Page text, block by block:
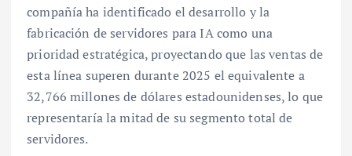
compañía ha identificado el desarrollo y la
fabricación de servidores para IA como una
prioridad estratégica, proyectando que las ventas de
esta línea superen durante 2025 el equivalente a
32,766 millones de dólares estadounidenses, lo que
representaría la mitad de su segmento total de
servidores.